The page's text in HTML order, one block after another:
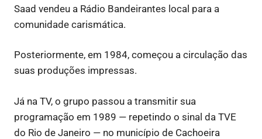
Saad vendeu a Rádio Bandeirantes local para a
comunidade carismática.
Posteriormente, em 1984, começou a circulação das
suas produções impressas.
Já na TV, o grupo passou a transmitir sua
programação em 1989 — repetindo o sinal da TVE
do Rio de Janeiro — no município de Cachoeira